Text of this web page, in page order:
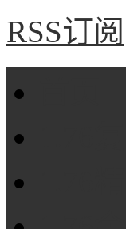
RSS订阅